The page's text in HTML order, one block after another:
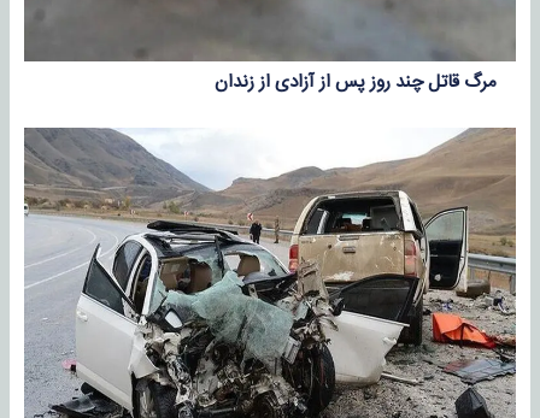
مرگ قاتل چند روز پس از آزادی از زندان